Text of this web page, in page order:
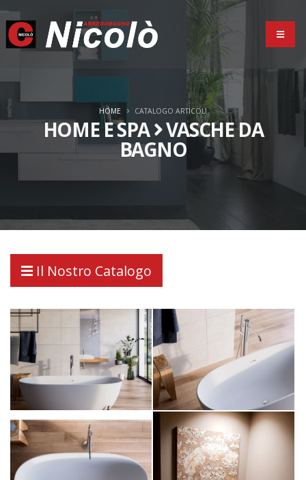
HOME E SPA VASCHE DA
BAGNO
HOME CATALOGO ARTICOLI
Il Nostro Catalogo